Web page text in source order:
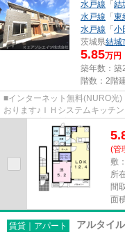
水戸線 「 結
水戸線 「 東
水戸線 「 小
茨城県結城
5.85万円
築年数：築
階数：2階
■インターネット無料(NURO
おります♪ＩＨシステムキッチ
焚機能浴室、浴室乾燥機、TVイ...
(管
敷
所
間
面
賃貸｜アパート アルタイ